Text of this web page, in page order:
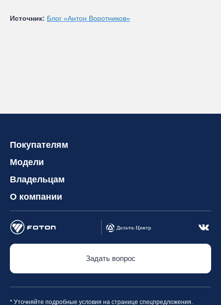
Источник: Блог «Антон Воротников»
Покупателям
Модели
Владельцам
О компании
Задать вопрос
* Уточняйте подробные условия на странице спецпредложения.